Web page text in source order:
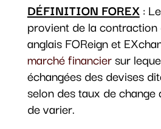
DÉFINITION FOREX:
provient de la contraction
anglais FOReign et
marché financiersur
échangées des devises
selon des taux de change
de varier.